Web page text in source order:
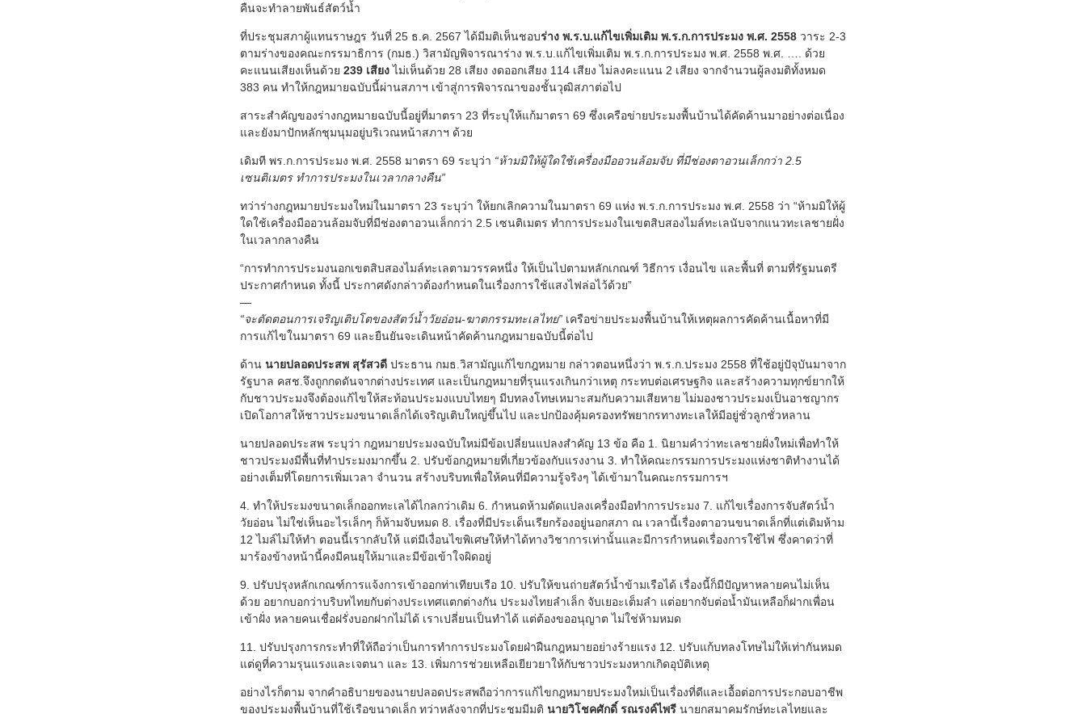
คืนจะทำลายพันธ์สัตว์น้ำ
ที่ประชุมสภาผู้แทนราษฎร วันที่ 25 ธ.ค. 2567 ได้มีมติเห็นชอบร่าง พ.ร.บ.แก้ไขเพิ่มเติม พ.ร.ก.การประมง พ.ศ. 2558 วาระ 2-3
ตามร่างของคณะกรรมาธิการ (กมธ.) วิสามัญพิจารณาร่าง พ.ร.บ.แก้ไขเพิ่มเติม พ.ร.ก.การประมง พ.ศ. 2558 พ.ศ. …. ด้วย
คะแนนเสียงเห็นด้วย 239 เสียงไม่เห็นด้วย 28 เสียง งดออกเสียง 114 เสียง ไม่ลงคะแนน 2 เสียง จากจำนวนผู้ลงมติทั้งหมด
383 คน ทำให้กฎหมายฉบับนี้ผ่านสภาฯ เข้าสู่การพิจารณาของชั้นวุฒิสภาต่อไป
สาระสำคัญของร่างกฎหมายฉบับนี้อยู่ที่มาตรา 23 ที่ระบุให้แก้มาตรา 69 ซึ่งเครือข่ายประมงพื้นบ้านได้คัดค้านมาอย่างต่อเนื่อง
และยังมาปักหลักชุมนุมอยู่บริเวณหน้าสภาฯ ด้วย
เดิมที พร.ก.การประมง พ.ศ. 2558 มาตรา 69 ระบุว่า “ห้ามมิให้ผู้ใดใช้เครื่องมืออวนล้อมจับ ที่มีช่องตาอวนเล็กกว่า 2.5
เซนติเมตร ทําการประมงในเวลากลางคืน”
ทว่าร่างกฎหมายประมงใหม่ในมาตรา 23 ระบุว่า ให้ยกเลิกความในมาตรา 69 แห่ง พ.ร.ก.การประมง พ.ศ. 2558 ว่า “ห้ามมิให้ผู้
ใดใช้เครื่องมืออวนล้อมจับที่มีช่องตาอวนเล็กกว่า 2.5 เซนติเมตร ทำการประมงในเขตสิบสองไมล์ทะเลนับจากแนวทะเลชายฝั่ง
ในเวลากลางคืน
“การทำการประมงนอกเขตสิบสองไมล์ทะเลตามวรรคหนึ่ง ให้เป็นไปตามหลักเกณฑ์ วิธีการ เงื่อนไข และพื้นที่ ตามที่รัฐมนตรี
ประกาศกำหนด ทั้งนี้ ประกาศดังกล่าวต้องกำหนดในเรื่องการใช้แสงไฟล่อไว้ด้วย”
—
“จะตัดตอนการเจริญเติบโตของสัตว์น้ำวัยอ่อน-ฆาตกรรมทะเลไทย” เครือข่ายประมงพื้นบ้านให้เหตุผลการคัดค้านเนื้อหาที่มี
การแก้ไขในมาตรา 69 และยืนยันจะเดินหน้าคัดค้านกฎหมายฉบับนี้ต่อไป
ด้าน นายปลอดประสพ สุรัสวดี ประธาน กมธ.วิสามัญแก้ไขกฎหมาย กล่าวตอนหนึ่งว่า พ.ร.ก.ประมง 2558 ที่ใช้อยู่ปัจุบันมาจาก
รัฐบาล คสช.จึงถูกกดดันจากต่างประเทศ และเป็นกฎหมายที่รุนแรงเกินกว่าเหตุ กระทบต่อเศรษฐกิจ และสร้างความทุกข์ยากให้
กับชาวประมงจึงต้องแก้ไขให้สะท้อนประมงแบบไทยๆ มีบทลงโทษเหมาะสมกับความเสียหาย ไม่มองชาวประมงเป็นอาชญากร
เปิดโอกาสให้ชาวประมงขนาดเล็กได้เจริญเติบใหญ่ขึ้นไป และปกป้องคุ้มครองทรัพยากรทางทะเลให้มีอยู่ชั่วลูกชั่วหลาน
นายปลอดประสพ ระบุว่า กฎหมายประมงฉบับใหม่มีข้อเปลี่ยนแปลงสำคัญ 13 ข้อ คือ 1. นิยามคำว่าทะเลชายฝั่งใหม่เพื่อทำให้
ชาวประมงมีพื้นที่ทำประมงมากขึ้น 2. ปรับข้อกฎหมายที่เกี่ยวข้องกับแรงงาน 3. ทำให้คณะกรรมการประมงแห่งชาติทำงานได้
อย่างเต็มที่โดยการเพิ่มเวลา จำนวน สร้างบริบทเพื่อให้คนที่มีความรู้จริงๆ ได้เข้ามาในคณะกรรมการฯ
4. ทำให้ประมงขนาดเล็กออกทะเลได้ไกลกว่าเดิม 6. กำหนดห้ามดัดแปลงเครื่องมือทำการประมง 7. แก้ไขเรื่องการจับสัตว์น้ำ
วัยอ่อน ไม่ใช่เห็นอะไรเล็กๆ ก็ห้ามจับหมด 8. เรื่องที่มีประเด็นเรียกร้องอยู่นอกสภา ณ เวลานี้เรื่องตาอวนขนาดเล็กที่แต่เดิมห้าม
12 ไมล์ไม่ให้ทำ ตอนนี้เรากลับให้ แต่มีเงื่อนไขพิเศษให้ทำได้ทางวิชาการเท่านั้นและมีการกำหนดเรื่องการใช้ไฟ ซึ่งคาดว่าที่
มาร้องข้างหน้านี้คงมีคนยุให้มาและมีข้อเข้าใจผิดอยู่
9. ปรับปรุงหลักเกณฑ์การแจ้งการเข้าออกท่าเทียบเรือ 10. ปรับให้ขนถ่ายสัตว์น้ำข้ามเรือได้ เรื่องนี้ก็มีปัญหาหลายคนไม่เห็น
ด้วย อยากบอกว่าบริบทไทยกับต่างประเทศแตกต่างกัน ประมงไทยลำเล็ก จับเยอะเต็มลำ แต่อยากจับต่อน้ำมันเหลือก็ฝากเพื่อน
เข้าฝั่ง หลายคนเชื่อฝรั่งบอกฝากไม่ได้ เราเปลี่ยนเป็นทำได้ แต่ต้องขออนุญาต ไม่ใช่ห้ามหมด
11. ปรับปรุงการกระทำที่ให้ถือว่าเป็นการทำการประมงโดยฝ่าฝืนกฎหมายอย่างร้ายแรง 12. ปรับแก้บทลงโทษไม่ให้เท่ากันหมด
แต่ดูที่ความรุนแรงและเจตนา และ 13. เพิ่มการช่วยเหลือเยียวยาให้กับชาวประมงหากเกิดอุบัติเหตุ
อย่างไรก็ตาม จากคำอธิบายของนายปลอดประสพถือว่าการแก้ไขกฎหมายประมงใหม่เป็นเรื่องที่ดีและเอื้อต่อการประกอบอาชีพ
ของประมงพื้นบ้านที่ใช้เรือขนาดเล็ก ทว่าหลังจากที่ประชุมมีมติ นายวิโชคศักดิ์ รณรงค์ไพรี นายกสมาคมรักษ์ทะเลไทยและ